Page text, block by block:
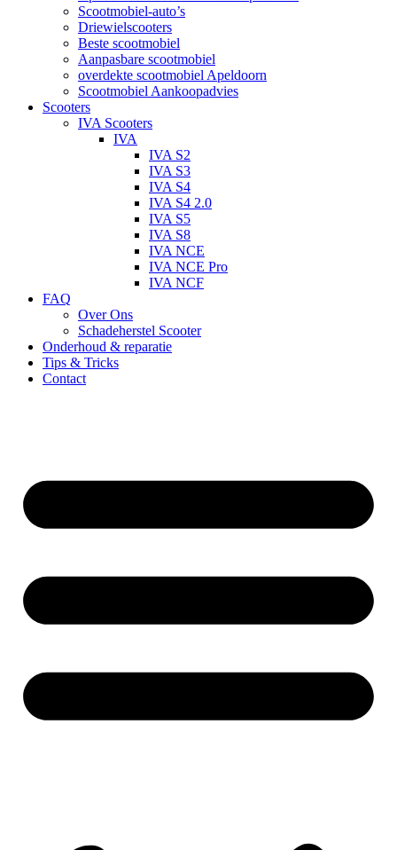
Scootmobiel-auto’s
Driewielscooters
Beste scootmobiel
Aanpasbare scootmobiel
overdekte scootmobiel Apeldoorn
Scootmobiel Aankoopadvies
Scooters
IVA Scooters
IVA
IVA S2
IVA S3
IVA S4
IVA S4 2.0
IVA S5
IVA S8
IVA NCE
IVA NCE Pro
IVA NCF
FAQ
Over Ons
Schadeherstel Scooter
Onderhoud & reparatie
Tips & Tricks
Contact